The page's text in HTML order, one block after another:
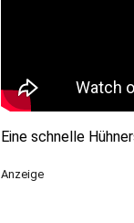
Eine schnelle
Anzeige